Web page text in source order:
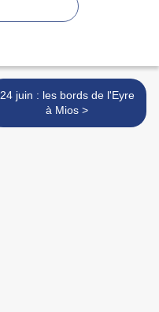
24 juin : les bords de l'Eyre
à Mios >